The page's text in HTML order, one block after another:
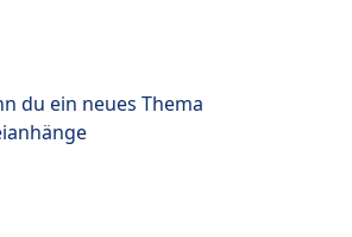
du ein neues Thema